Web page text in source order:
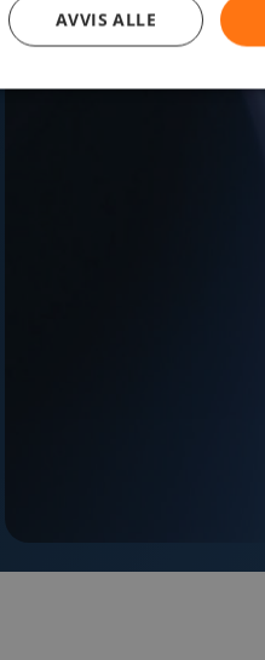
AVVIS ALLE